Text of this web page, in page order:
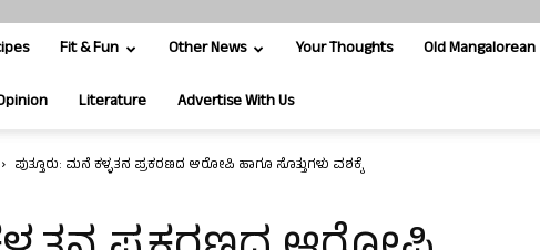
Fit & Fun Other News Your Thoughts Old Mangalorean
Literature Advertise With Us
ಪುತ್ತೂರು: ಮನೆ ಕಳ್ಳತನ ಪ್ರಕರಣದ ಆರೋಪಿ ಹಾಗೂ ಸೊತ್ತುಗಳು ವಶಕ್ಕೆ